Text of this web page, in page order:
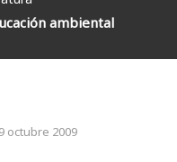
ambiental
octubre 2009